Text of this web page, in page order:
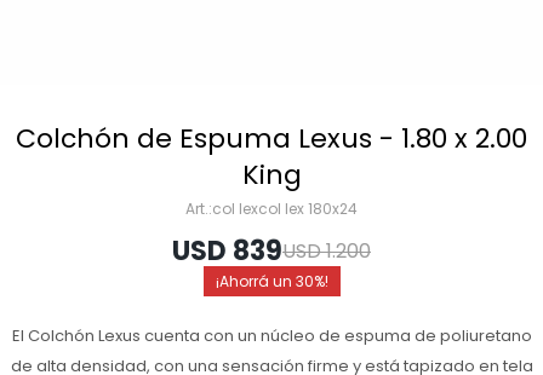
Colchón de Espuma Lexus - 1.80 x 2.00
King
col lexcol lex 180x24
USD 839USD1.200
30
El Colchón Lexus cuenta con un núcleo de espuma de poliuretano
de alta densidad, con una sensación firme y está tapizado en tela